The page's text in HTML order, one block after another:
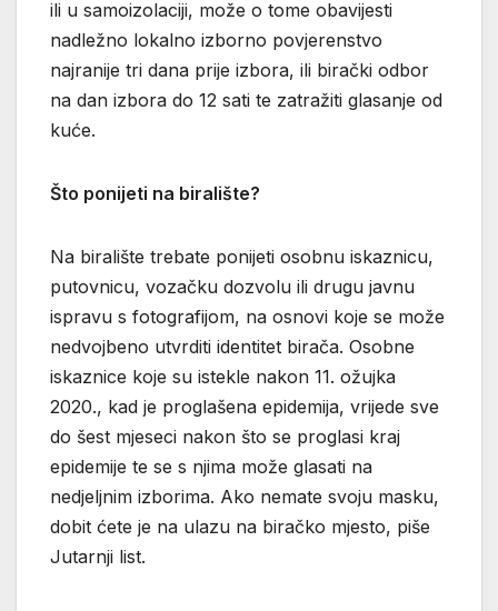
ili u samoizolaciji, može o tome obavijesti
nadležno lokalno izborno povjerenstvo
najranije tri dana prije izbora, ili birački odbor
na dan izbora do 12 sati te zatražiti glasanje od
kuće.
Što ponijeti na biralište?
Na biralište trebate ponijeti osobnu iskaznicu,
putovnicu, vozačku dozvolu ili drugu javnu
ispravu s fotografijom, na osnovi koje se može
nedvojbeno utvrditi identitet birača. Osobne
iskaznice koje su istekle nakon 11. ožujka
2020., kad je proglašena epidemija, vrijede sve
do šest mjeseci nakon što se proglasi kraj
epidemije te se s njima može glasati na
nedjeljnim izborima. Ako nemate svoju masku,
dobit ćete je na ulazu na biračko mjesto, piše
Jutarnji list.